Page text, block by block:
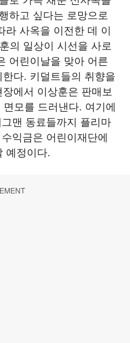
하고 싶다는 로망으로
라 사옥을 이전한 데 이
의 일상이 시선을 사로
어린이날을 맞아 어른
다. 키덜트들의 취향을
에서 이상훈은 판매보
면모를 드러낸다. 여기에
맨 동료들까지 플리마
익금은 어린이재단에
예정이다.